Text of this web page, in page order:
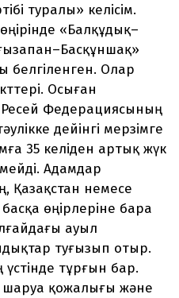
туралы» келісім.
«Балқұдық–
белгіленген. Олар
Осыған
Федерациясының
дейінгі мерзімге
35 келіден артық жүк
Адамдар
Қазақстан немесе
өңірлеріне бара
ауыл
туғызып отыр.
тұрғын бар.
шаруа қожалығы және